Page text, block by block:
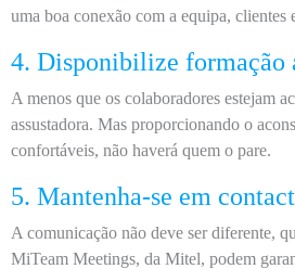
uma boa conexão com a equipa, clientes
4. Disponibilize formação
A menos que os colaboradores estejam
assustadora. Mas proporcionando o
confortáveis, não haverá quem o pare.
5. Mantenha-se em
A comunicação não deve ser diferente,
MiTeam Meetings, da Mitel, podem